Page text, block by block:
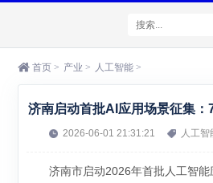
首页 > 产业 > 人工智能 >
济南启动首批AI应用场景征集：
2026-06-01 21:31:21 人工智
济南市启动2026年首批人工智